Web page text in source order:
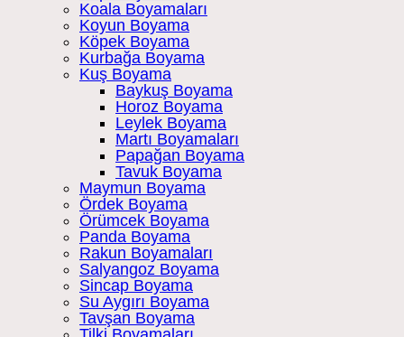
Koala Boyamaları
Koyun Boyama
Köpek Boyama
Kurbağa Boyama
Kuş Boyama
Baykuş Boyama
Horoz Boyama
Leylek Boyama
Martı Boyamaları
Papağan Boyama
Tavuk Boyama
Maymun Boyama
Ördek Boyama
Örümcek Boyama
Panda Boyama
Rakun Boyamaları
Salyangoz Boyama
Sincap Boyama
Su Aygırı Boyama
Tavşan Boyama